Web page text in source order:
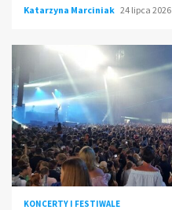
Katarzyna Marciniak 24 lipca 2026
KONCERTY I FESTIWALE